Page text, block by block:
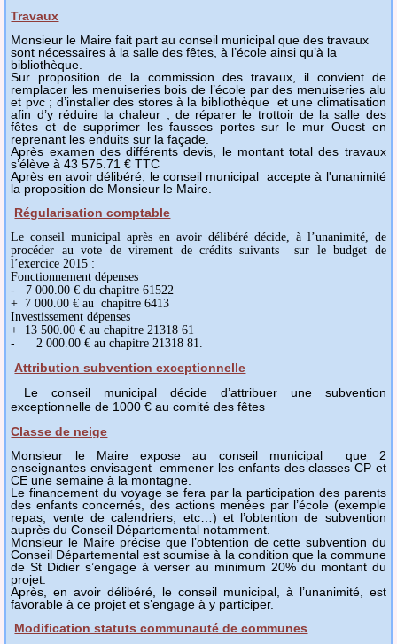
Travaux
Monsieur le Maire fait part au conseil municipal que des travaux
sont nécessaires à la salle des fêtes, à l’école ainsi qu’à la
bibliothèque.
Sur proposition de la commission des travaux, il convient de
remplacer les menuiseries bois de l’école par des menuiseries alu
et pvc ; d’installer des stores à la bibliothèque et une climatisation
afin d’y réduire la chaleur ; de réparer le trottoir de la salle des
fêtes et de supprimer les fausses portes sur le mur Ouest en
reprenant les enduits sur la façade.
Après examen des différents devis, le montant total des travaux
s’élève à 43 575.71 € TTC
Après en avoir délibéré, le conseil municipal accepte à l'unanimité
la proposition de Monsieur le Maire.
Régularisation comptable
Le conseil municipal après en avoir délibéré décide, à l’unanimité, de
procéder au vote de virement de crédits suivants
sur le budget de
l’exercice 2015 :
Fonctionnement dépenses
-
7 000.00 € du chapitre 61522
+ 7 000.00 €au chapitre 6413
Investissement dépenses
+ 13 500.00 € au chapitre 21318 61
- 2 000.00 € au chapitre 21318 81.
Attribution subvention exceptionnelle
Le conseil municipal décide d’attribuer une subvention
exceptionnelle de 1000 € au comité des fêtes
Classe de neige
Monsieur le Maire expose au conseil municipal que 2
enseignantes envisagent emmener les enfants des classes CP et
CE une semaine à la montagne.
Le financement du voyage se fera par la participation des parents
des enfants concernés, des actions menées par l’école (exemple
repas, vente de calendriers, etc…) et l’obtention de subvention
auprès du Conseil Départemental notamment.
Monsieur le Maire précise que l’obtention de cette subvention du
Conseil Départemental est soumise à la condition que la commune
de St Didier s’engage à verser au minimum 20% du montant du
projet.
Après, en avoir délibéré, le conseil municipal, à l’unanimité, est
favorable à ce projet et s’engage à y participer.
Modification statuts communauté de communes